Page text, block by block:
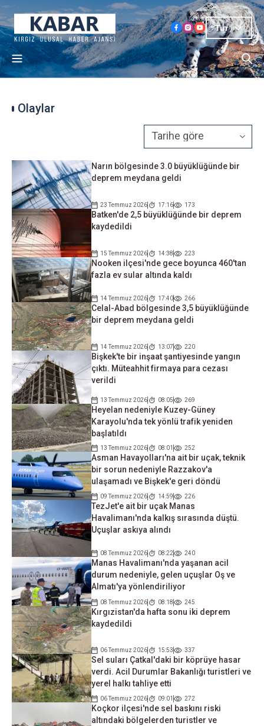
Tur
Olaylar
Narın bölgesinde 3.0 büyüklüğünde bir
deprem meydana geldi
23 Temmuz 2026 17:16 173
Batken'de 2,5 büyüklüğünde bir deprem
kaydedildi
15 Temmuz 2026 14:38 223
Nooken ilçesi'nde gece boyunca 460'tan
fazla ev sular altında kaldı
14 Temmuz 2026 17:40 266
Celal-Abad bölgesinde 3,5 büyüklüğünde
bir deprem meydana geldi
14 Temmuz 2026 13:07 220
Bişkek'te bir inşaat şantiyesinde yangın
çıktı. Müteahhit firmaya para cezası
verildi
13 Temmuz 2026 08:05 269
Heyelan nedeniyle Kuzey-Güney
Karayolu'nda tek yönlü trafik yeniden
başlatıldı
13 Temmuz 2026 08:01 252
Asman Havayolları'na ait bir uçak, teknik
bir sorun nedeniyle Razzakov'a
ulaşamadı ve Bişkek'e geri döndü
09 Temmuz 2026 14:59 226
TezJet'e ait bir uçak Manas
Havalimanı'nda kalkış sırasında düştü.
Uçuşlar askıya alındı
08 Temmuz 2026 08:22 240
Manas Havalimanı'nda yaşanan acil
durum nedeniyle, gelen uçuşlar Oş ve
Almatı'ya yönlendiriliyor
08 Temmuz 2026 08:18 245
Kırgızistan'da hafta sonu iki deprem
kaydedildi
06 Temmuz 2026 15:53 337
Sel suları Çatkal'daki bir köprüye hasar
verdi. Acil Durumlar Bakanlığı turistleri ve
yerel halkı tahliye etti
06 Temmuz 2026 09:01 272
Koçkor ilçesi'nde sel baskını riski
altındaki bölgelerden turistler ve